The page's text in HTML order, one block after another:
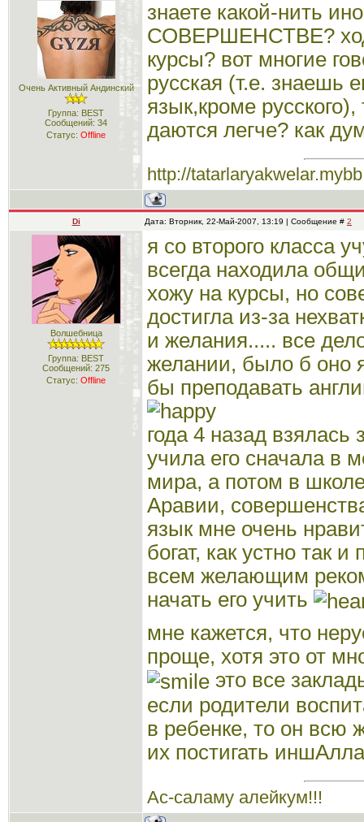
Очень Активный Андинский
Группа: BEST
Сообщений: 34
Статус: Offline
знаете какой-нить
СОВЕРШЕНСТВЕ?
курсы? вот многие
русская (т.е. знаешь
язык,кроме
даются легче? как
http://
Di Дата: Вторник, 22-Май-2007, 13:19 | Сообщение # 2
Волшебница
Группа: BEST
Сообщений: 275
Статус: Offline
я со второго класса
всегда находила
хожу на курсы, но
достигла из-за
и желания..... все
желании, было б оно
бы преподавать
года 4 назад взялась
учила его сначала в
мира, а потом в
Аравии,
язык мне очень
богат, как устно так
всем желающим
начать его учить
мне кажется, что
проще, хотя это от
это все
если родители
в ребенке, то он всю
их постигать иншАлла
Ас-саламу алейкум!!!